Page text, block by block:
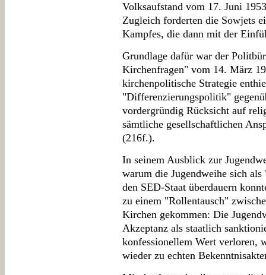
Volksaufstand vom 17. Juni
Zugleich forderten die Sowjets
Kampfes, die dann mit der
Grundlage dafür war der
Kirchenfragen" vom 14. März
kirchenpolitische Strategie
"Differenzierungspolitik"
vordergründig Rücksicht auf
sämtliche gesellschaftlichen
(216f.).
In seinem Ausblick zur
warum die Jugendweihe sich
den SED-Staat überdauern
zu einem "Rollentausch"
Kirchen gekommen: Die
Akzeptanz als staatlich
konfessionellem Wert verloren,
wieder zu echten